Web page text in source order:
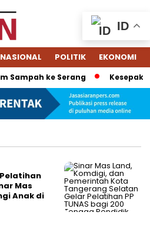
NASIONAL POLITIK EKONOMI
Sampah ke Serang
Mas
Anak di
ID